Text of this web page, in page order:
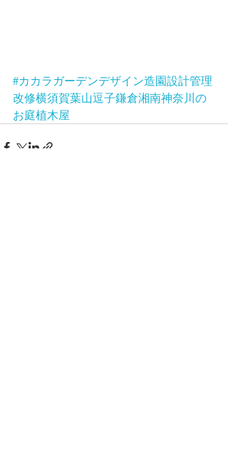
#カカラガーデンデザイン造園設計管理
改修横須賀葉山逗子鎌倉湘南神奈川の
お庭植木屋